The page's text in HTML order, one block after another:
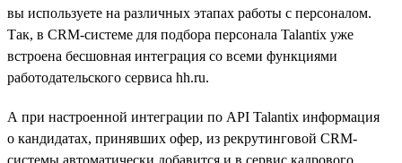
вы используете на различных этапах работы с персоналом.
Так, в CRM-системе для подбора персонала Talantix уже
встроена бесшовная интеграция со всеми функциями
работодательского сервиса hh.ru.
А при настроенной интеграции по API Talantix информация
о кандидатах, принявших офер, из рекрутинговой CRM-
системы автоматически добавится и в сервис кадрового